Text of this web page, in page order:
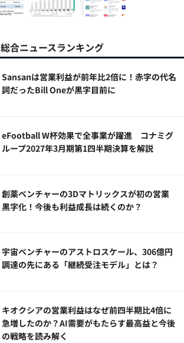
総合ニュースランキング
Sansanは営業利益が前年比2倍に！赤字の代名
詞だったBill Oneが黒字目前に
eFootball W杯効果で全事業が躍進 コナミグ
ループ2027年3月期第1四半期決算を解説
創薬ベンチャーの3Dマトリックスが初の営業
黒字化！今後も利益成長は続くのか？
宇宙ベンチャーのアストロスケール、306億円
調達の先にある「継続受注モデル」とは？
キオクシアの営業利益はなぜ前四半期比4倍に
急増したのか？AI需要がもたらす最高益と今後
の戦略を読み解く